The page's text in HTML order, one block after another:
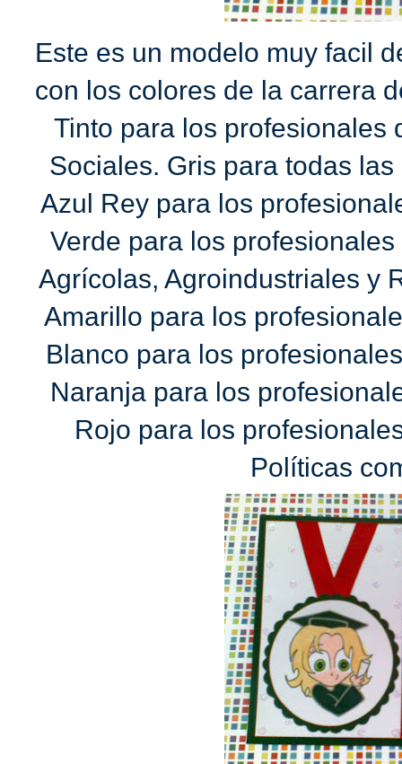
Este es un modelo muy facil
con los colores de la carrera
Tinto para los profesionales
Sociales. Gris para todas
Azul Rey para los
Verde para los
Agrícolas, Agroindustriales y
Amarillo para los
Blanco para los
Naranja para los
Rojo para los
Políticas